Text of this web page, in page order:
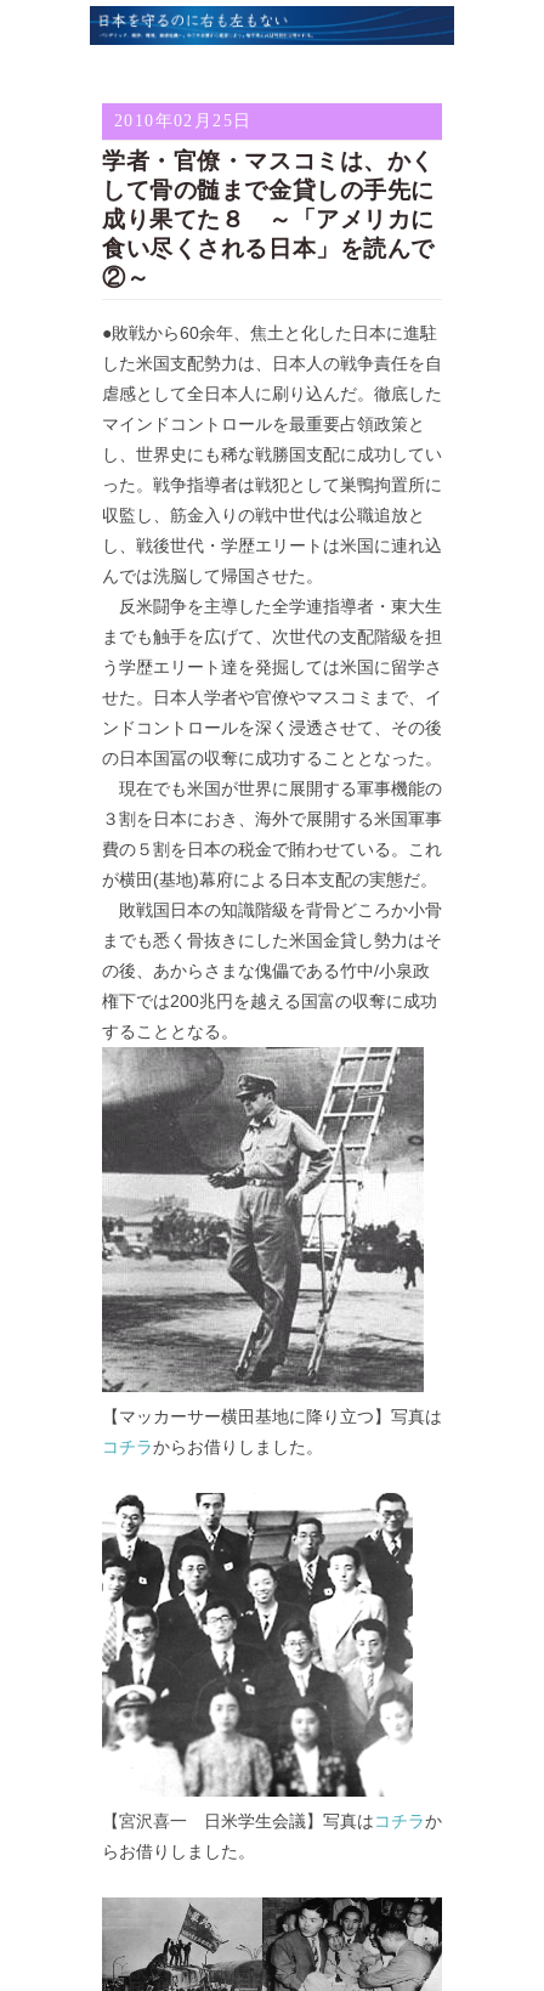
2010年02月25日
学者・官僚・マスコミは、かく
して骨の髄まで金貸しの手先に
成り果てた８ ～「アメリカに
食い尽くされる日本」を読んで
②～
●敗戦から60余年、焦土と化した日本に進駐
した米国支配勢力は、日本人の戦争責任を自
虐感として全日本人に刷り込んだ。徹底した
マインドコントロールを最重要占領政策と
し、世界史にも稀な戦勝国支配に成功してい
った。戦争指導者は戦犯として巣鴨拘置所に
収監し、筋金入りの戦中世代は公職追放と
し、戦後世代・学歴エリートは米国に連れ込
んでは洗脳して帰国させた。
反米闘争を主導した全学連指導者・東大生
までも触手を広げて、次世代の支配階級を担
う学歴エリート達を発掘しては米国に留学さ
せた。日本人学者や官僚やマスコミまで、イ
ンドコントロールを深く浸透させて、その後
の日本国冨の収奪に成功することとなった。
現在でも米国が世界に展開する軍事機能の
３割を日本におき、海外で展開する米国軍事
費の５割を日本の税金で賄わせている。これ
が横田(基地)幕府による日本支配の実態だ。
敗戦国日本の知識階級を背骨どころか小骨
までも悉く骨抜きにした米国金貸し勢力はそ
の後、あからさまな傀儡である竹中/小泉政
権下では200兆円を越える国富の収奪に成功
することとなる。
【マッカーサー横田基地に降り立つ】写真は
コチラからお借りしました。
【宮沢喜一 日米学生会議】写真はコチラか
らお借りしました。